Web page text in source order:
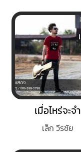
เมื่อไหร่จะจำ
เล็ก วีรชัย